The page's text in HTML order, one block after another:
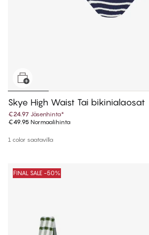
Skye High Waist Tai bikinialaosat
€24.97 Jäsenhinta*
€49.95 Normaalihinta
1 color saatavilla
FINAL SALE -50%